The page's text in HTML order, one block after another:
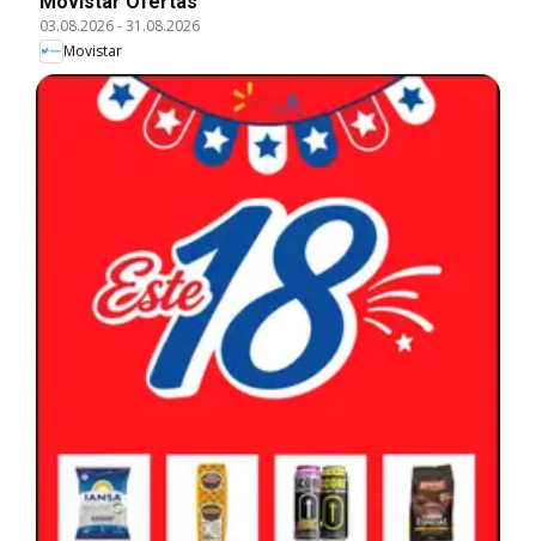
03.08.2026-31.08.2026
Movistar